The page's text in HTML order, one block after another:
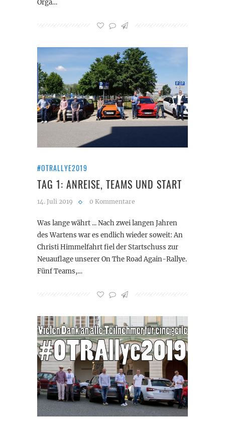
Orga…
#OTRALLYE2019
TAG 1: ANREISE, TEAMS UND START
14. Juli 2019 0 Kommentare
Was lange währt ... Nach zwei langen Jahren
des Wartens war es endlich wieder soweit: An
Christi Himmelfahrt fiel der Startschuss zur
Neuauflage unserer On The Road Again-Rallye.
Fünf Teams,…